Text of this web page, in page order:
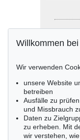
Willkommen
Wir verwenden
unsere Website
betreiben
Ausfälle zu
und Missbrauch
Daten zu
zu erheben. Mit
wir verstehen,